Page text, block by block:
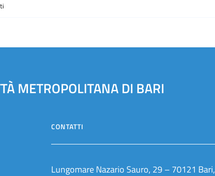
METROPOLITANA DI BARI
CONTATTI
Lungomare Nazario Sauro, 29 – 70121 Bari,